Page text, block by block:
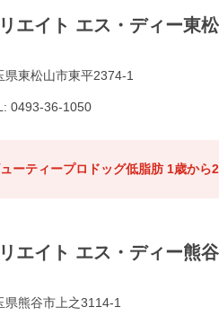
エイト エス・ディー東
県東松山市東平2374-1
0493-36-1050
ーティープロドッグ低脂肪 1歳から
エイト エス・ディー熊
県熊谷市上之3114-1